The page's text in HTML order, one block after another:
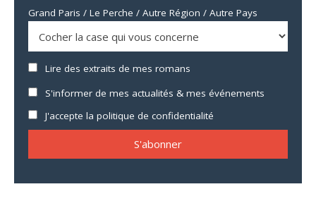
Grand Paris / Le Perche / Autre Région / Autre Pays
Lire des extraits de mes romans
S'informer de mes actualités & mes événements
J'accepte la politique de confidentialité